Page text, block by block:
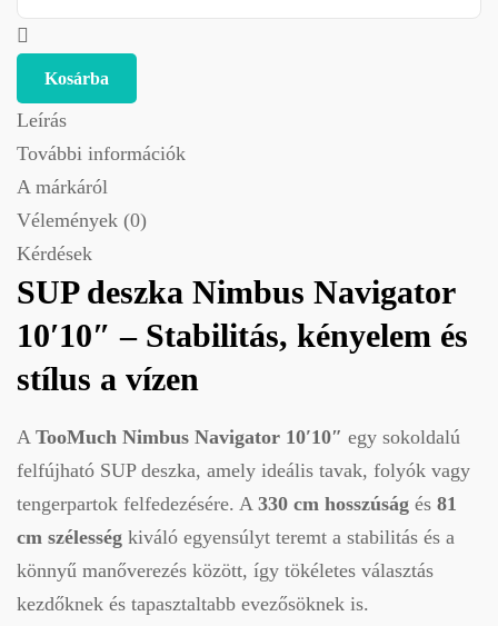
Kosárba
Leírás
További információk
A márkáról
Vélemények (0)
Kérdések
SUP deszka Nimbus Navigator
10′10″ – Stabilitás, kényelem és
stílus a vízen
A TooMuch Nimbus Navigator 10′10″ egy sokoldalú
felfújható SUP deszka, amely ideális tavak, folyók vagy
tengerpartok felfedezésére. A 330 cm hosszúság és 81
cm szélesség kiváló egyensúlyt teremt a stabilitás és a
könnyű manőverezés között, így tökéletes választás
kezdőknek és tapasztaltabb evezősöknek is.